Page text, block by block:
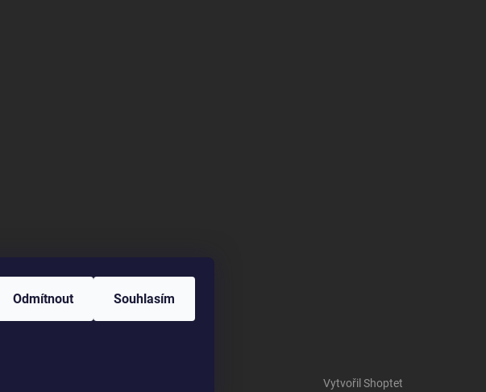
Odmítnout Souhlasím
Vytvořil Shoptet